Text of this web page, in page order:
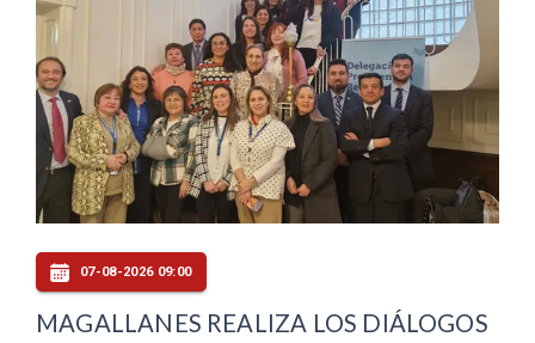
07-08-2026 09:00
MAGALLANES REALIZA LOS DIÁLOGOS